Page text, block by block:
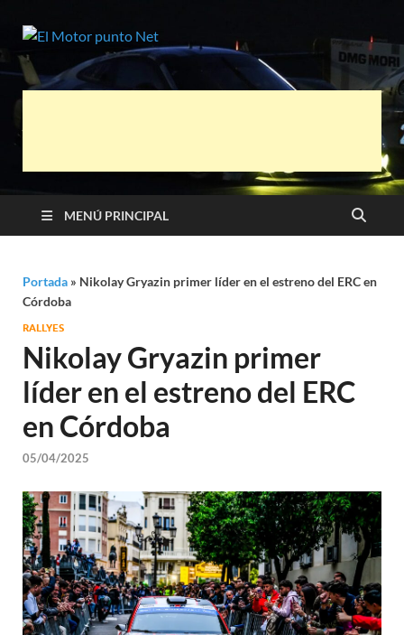
El Motor
punto Net
Información sobre novedades y pruebas
de Automóviles
MENÚ PRINCIPAL
Portada » Nikolay Gryazin primer líder en el estreno del ERC en
Córdoba
RALLYES
Nikolay Gryazin primer
líder en el estreno del ERC
en Córdoba
05/04/2025